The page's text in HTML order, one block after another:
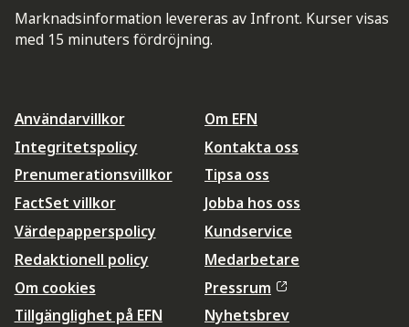
Marknadsinformation levereras av Infront. Kurser visas
med 15 minuters fördröjning.
Användarvillkor
Integritetspolicy
Prenumerationsvillkor
FactSet villkor
Värdepapperspolicy
Redaktionell policy
Om cookies
Tillgänglighet på EFN
Om EFN
Kontakta oss
Tipsa oss
Jobba hos oss
Kundservice
Medarbetare
Pressrum
Nyhetsbrev